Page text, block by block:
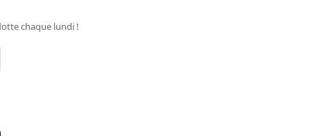
chaque lundi !